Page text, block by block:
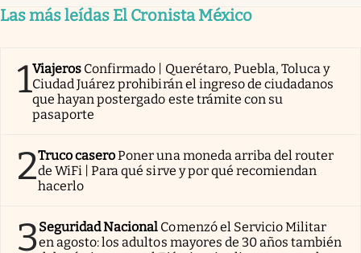
Las más leídas El Cronista México
1Viajeros Confirmado | Querétaro, Puebla, Toluca y
Ciudad Juárez prohibirán el ingreso de ciudadanos
que hayan postergado este trámite con su
pasaporte
2Truco caseroPoner una moneda arriba del router
de WiFi | Para qué sirve y por qué recomiendan
hacerlo
3Seguridad Nacional Comenzó el Servicio Militar
en agosto: los adultos mayores de 30 años también